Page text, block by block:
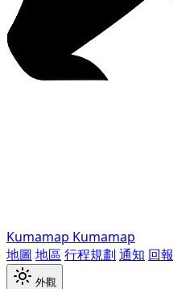
Kumamap Kumamap
地圖 地區 行程規劃 通知 回報
外觀